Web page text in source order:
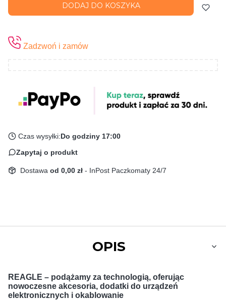
DODAJ DO KOSZYKA
Zadzwoń i zamów
Czas wysyłki:Do godziny 17:00
Zapytaj o produkt
Dostawa od 0,00 zł - InPost Paczkomaty 24/7
OPIS
REAGLE – podążamy za technologią, oferując
nowoczesne akcesoria, dodatki do urządzeń
elektronicznych i okablowanie